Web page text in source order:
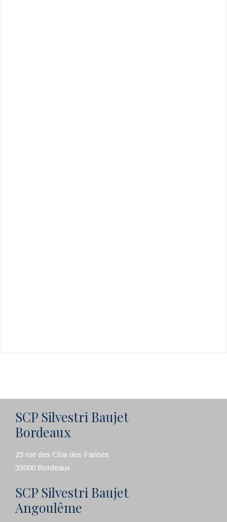
SCP Silvestri Baujet
Bordeaux
23 rue des Chai des Farines
33000 Bordeaux
SCP Silvestri Baujet
Angoulême